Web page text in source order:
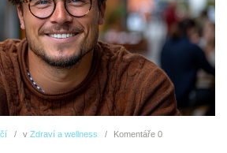
v Zdraví a wellness Komentáře 0